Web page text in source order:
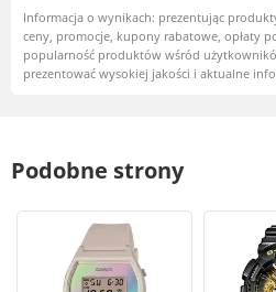
Informacja o wynikach: prezentując
ceny, promocje, kupony rabatowe, opłaty
popularność produktów wśród
prezentować wysokiej jakości i aktualne
Podobne strony